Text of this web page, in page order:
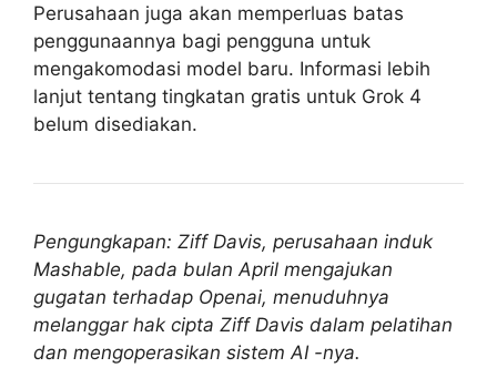
Perusahaan juga akan memperluas batas
penggunaannya bagi pengguna untuk
mengakomodasi model baru. Informasi lebih
lanjut tentang tingkatan gratis untuk Grok 4
belum disediakan.
Pengungkapan: Ziff Davis, perusahaan induk
Mashable, pada bulan April mengajukan
gugatan terhadap Openai, menuduhnya
melanggar hak cipta Ziff Davis dalam pelatihan
dan mengoperasikan sistem AI -nya.